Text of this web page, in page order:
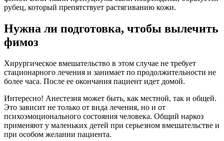
рубец, который препятствует растягиванию кожи.
Нужна ли подготовка, чтобы вылечить
фимоз
Хирургическое вмешательство в этом случае не требует
стационарного лечения и занимает по продолжительности не
более часа. После ее окончания пациент идет домой.
Интересно! Анестезия может быть, как местной, так и общей.
Это зависит не только от вида лечения, но и от
психоэмоционального состояния человека. Общий наркоз
применяют у маленьких детей при серьезном вмешательстве и
при особом желании пациента.